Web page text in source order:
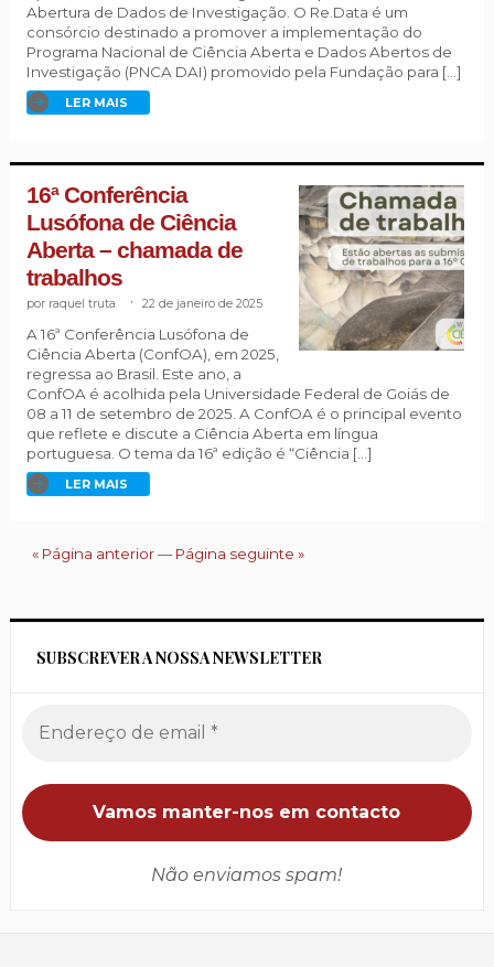
Abertura de Dados de Investigação. O Re.Data é um
consórcio destinado a promover a implementação do
Programa Nacional de Ciência Aberta e Dados Abertos de
Investigação (PNCA DAI) promovido pela Fundação para […]
LER MAIS
16ª Conferência
Lusófona de Ciência
Aberta – chamada de
trabalhos
raquel truta 22 de janeiro de 2025
A 16ª Conferência Lusófona de
Ciência Aberta (ConfOA), em 2025,
regressa ao Brasil. Este ano, a
ConfOA é acolhida pela Universidade Federal de Goiás de
08 a 11 de setembro de 2025. A ConfOA é o principal evento
que reflete e discute a Ciência Aberta em língua
portuguesa. O tema da 16ª edição é “Ciência […]
LER MAIS
« Página anterior—Página seguinte »
SUBSCREVER A NOSSA NEWSLETTER
Não enviamos spam!